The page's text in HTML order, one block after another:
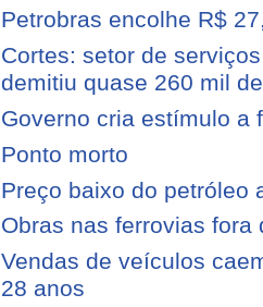
Petrobras encolhe R$
Cortes: setor de
demitiu quase 260 mil
Governo cria estímulo a
Ponto morto
Preço baixo do petróleo
Obras nas ferrovias fora
Vendas de veículos
28 anos